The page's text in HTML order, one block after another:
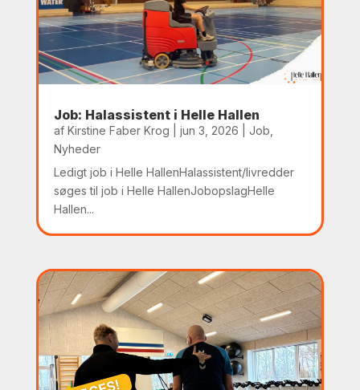
Job: Halassistent i Helle Hallen
af Kirstine Faber Krog jun 3, 2026 Job
Nyheder
Ledigt job i Helle HallenHalassistent/livredder
søges til job i Helle HallenJobopslagHelle
Hallen...